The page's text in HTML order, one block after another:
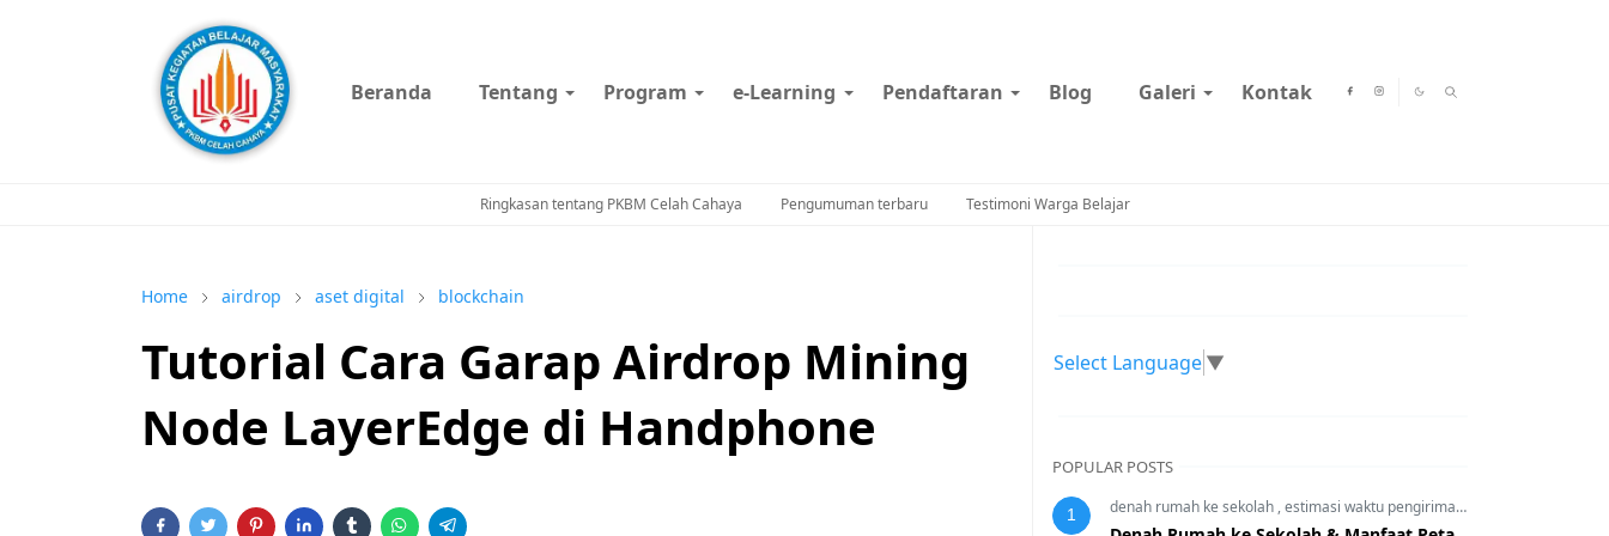
Beranda Tentang Program e-Learning Pendaftaran Blog Galeri Kontak
Ringkasan tentang PKBM Celah Cahaya Pengumuman terbaru Testimoni Warga Belajar
Home airdrop aset digital blockchain
Tutorial Cara Garap Airdrop Mining
Node LayerEdge di Handphone
Select Language▼
POPULAR POSTS
1 denah rumah ke sekolah ,estimasi waktu pengiriman